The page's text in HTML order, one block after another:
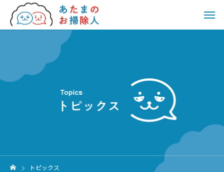
トピックス